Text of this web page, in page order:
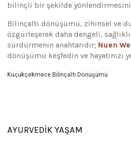
bilinçli bir şekilde yönlendirmesini
Bilinçaltı dönüşümü, zihinsel ve
özgürleşerek daha dengeli,
sürdürmenin anahtarıdır; Nuen
dönüşümü keşfedin ve hayatınızı
Küçükçekmece Bilinçaltı Dönüşümü
AYURVEDIK YAŞAM